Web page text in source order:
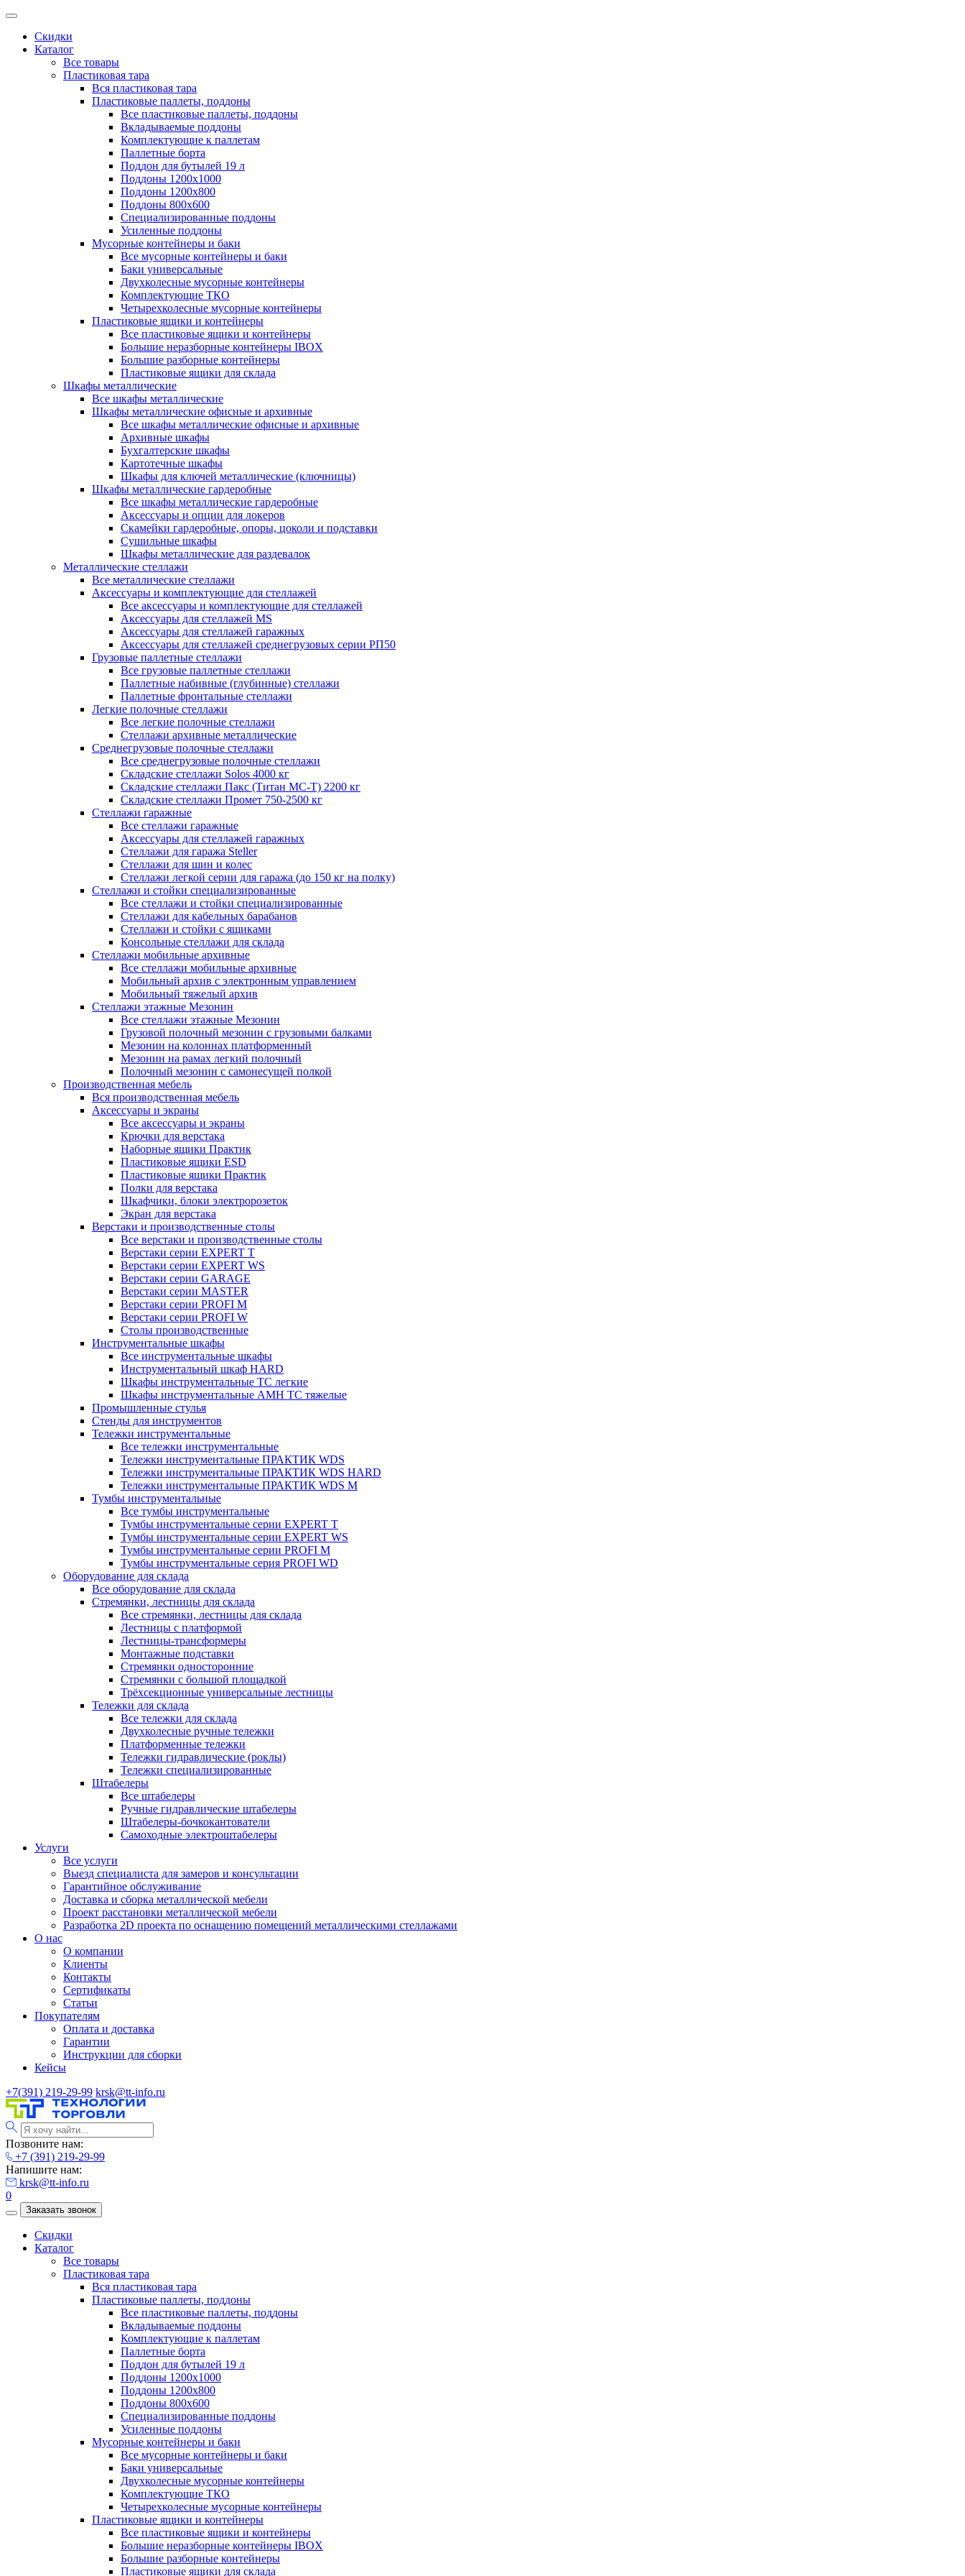
Скидки
Каталог
Все товары
Пластиковая тара
Вся пластиковая тара
Пластиковые паллеты, поддоны
Все пластиковые паллеты, поддоны
Вкладываемые поддоны
Комплектующие к паллетам
Паллетные борта
Поддон для бутылей 19 л
Поддоны 1200х1000
Поддоны 1200х800
Поддоны 800х600
Специализированные поддоны
Усиленные поддоны
Мусорные контейнеры и баки
Все мусорные контейнеры и баки
Баки универсальные
Двухколесные мусорные контейнеры
Комплектующие ТКО
Четырехколесные мусорные контейнеры
Пластиковые ящики и контейнеры
Все пластиковые ящики и контейнеры
Большие неразборные контейнеры IBOX
Большие разборные контейнеры
Пластиковые ящики для склада
Шкафы металлические
Все шкафы металлические
Шкафы металлические офисные и архивные
Все шкафы металлические офисные и архивные
Архивные шкафы
Бухгалтерские шкафы
Картотечные шкафы
Шкафы для ключей металлические (ключницы)
Шкафы металлические гардеробные
Все шкафы металлические гардеробные
Аксессуары и опции для локеров
Скамейки гардеробные, опоры, цоколи и подставки
Сушильные шкафы
Шкафы металлические для раздевалок
Металлические стеллажи
Все металлические стеллажи
Аксессуары и комплектующие для стеллажей
Все аксессуары и комплектующие для стеллажей
Аксессуары для стеллажей MS
Аксессуары для стеллажей гаражных
Аксессуары для стеллажей среднегрузовых серии РП50
Грузовые паллетные стеллажи
Все грузовые паллетные стеллажи
Паллетные набивные (глубинные) стеллажи
Паллетные фронтальные стеллажи
Легкие полочные стеллажи
Все легкие полочные стеллажи
Стеллажи архивные металлические
Среднегрузовые полочные стеллажи
Все среднегрузовые полочные стеллажи
Складские стеллажи Solos 4000 кг
Складские стеллажи Пакс (Титан МС-Т) 2200 кг
Складские стеллажи Промет 750-2500 кг
Стеллажи гаражные
Все стеллажи гаражные
Аксессуары для стеллажей гаражных
Стеллажи для гаража Steller
Стеллажи для шин и колес
Стеллажи легкой серии для гаража (до 150 кг на полку)
Стеллажи и стойки специализированные
Все стеллажи и стойки специализированные
Стеллажи для кабельных барабанов
Стеллажи и стойки с ящиками
Консольные стеллажи для склада
Стеллажи мобильные архивные
Все стеллажи мобильные архивные
Мобильный архив с электронным управлением
Мобильный тяжелый архив
Стеллажи этажные Мезонин
Все стеллажи этажные Мезонин
Грузовой полочный мезонин с грузовыми балками
Мезонин на колоннах платформенный
Мезонин на рамах легкий полочный
Полочный мезонин с самонесущей полкой
Производственная мебель
Вся производственная мебель
Аксессуары и экраны
Все аксессуары и экраны
Крючки для верстака
Наборные ящики Практик
Пластиковые ящики ESD
Пластиковые ящики Практик
Полки для верстака
Шкафчики, блоки электророзеток
Экран для верстака
Верстаки и производственные столы
Все верстаки и производственные столы
Верстаки серии EXPERT T
Верстаки серии EXPERT WS
Верстаки серии GARAGE
Верстаки серии MASTER
Верстаки серии PROFI M
Верстаки серии PROFI W
Столы производственные
Инструментальные шкафы
Все инструментальные шкафы
Инструментальный шкаф HARD
Шкафы инструментальные ТС легкие
Шкафы инструментальные AMH TC тяжелые
Промышленные стулья
Стенды для инструментов
Тележки инструментальные
Все тележки инструментальные
Тележки инструментальные ПРАКТИК WDS
Тележки инструментальные ПРАКТИК WDS HARD
Тележки инструментальные ПРАКТИК WDS M
Тумбы инструментальные
Все тумбы инструментальные
Тумбы инструментальные серии EXPERT T
Тумбы инструментальные серии EXPERT WS
Тумбы инструментальные серии PROFI M
Тумбы инструментальные серия PROFI WD
Оборудование для склада
Все оборудование для склада
Стремянки, лестницы для склада
Все стремянки, лестницы для склада
Лестницы с платформой
Лестницы-трансформеры
Монтажные подставки
Стремянки односторонние
Стремянки с большой площадкой
Трёхсекционные универсальные лестницы
Тележки для склада
Все тележки для склада
Двухколесные ручные тележки
Платформенные тележки
Тележки гидравлические (роклы)
Тележки специализированные
Штабелеры
Все штабелеры
Ручные гидравлические штабелеры
Штабелеры-бочкокантователи
Самоходные электроштабелеры
Услуги
Все услуги
Выезд специалиста для замеров и консультации
Гарантийное обслуживание
Доставка и сборка металлической мебели
Проект расстановки металлической мебели
Разработка 2D проекта по оснащению помещений металлическими стеллажами
О нас
О компании
Клиенты
Контакты
Сертификаты
Статьи
Покупателям
Оплата и доставка
Гарантии
Инструкции для сборки
Кейсы
+7(391) 219-29-99 krsk@tt-info.ru
Позвоните нам:
+7 (391) 219-29-99
Напишите нам:
krsk@tt-info.ru
0
Заказать звонок
Скидки
Каталог
Все товары
Пластиковая тара
Вся пластиковая тара
Пластиковые паллеты, поддоны
Все пластиковые паллеты, поддоны
Вкладываемые поддоны
Комплектующие к паллетам
Паллетные борта
Поддон для бутылей 19 л
Поддоны 1200х1000
Поддоны 1200х800
Поддоны 800х600
Специализированные поддоны
Усиленные поддоны
Мусорные контейнеры и баки
Все мусорные контейнеры и баки
Баки универсальные
Двухколесные мусорные контейнеры
Комплектующие ТКО
Четырехколесные мусорные контейнеры
Пластиковые ящики и контейнеры
Все пластиковые ящики и контейнеры
Большие неразборные контейнеры IBOX
Большие разборные контейнеры
Пластиковые ящики для склада